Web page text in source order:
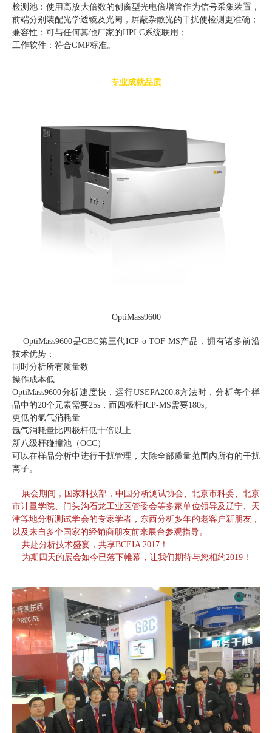
检测池：使用高放大倍数的侧窗型光电倍增管作为信号采集装置，
前端分别装配光学透镜及光阑，屏蔽杂散光的干扰使检测更准确；
兼容性：可与任何其他厂家的HPLC系统联用；
工作软件：符合GMP标准。
专业成就品质
OptiMass9600
OptiMass9600是GBC第三代ICP-o TOF MS产品，拥有诸多前沿
技术优势：
同时分析所有质量数
操作成本低
OptiMass9600分析速度快，运行USEPA200.8方法时，分析每个样
品中的20个元素需要25s，而四极杆ICP-MS需要180s。
更低的氩气消耗量
氩气消耗量比四极杆低十倍以上
新八级杆碰撞池（OCC）
可以在样品分析中进行干扰管理，去除全部质量范围内所有的干扰
离子。
展会期间，国家科技部，中国分析测试协会、北京市科委、北京
市计量学院、门头沟石龙工业区管委会等多家单位领导及辽宁、天
津等地分析测试学会的专家学者，东西分析多年的老客户新朋友，
以及来自多个国家的经销商朋友前来展台参观指导。
共赴分析技术盛宴，共享BCEIA 2017！
为期四天的展会如今已落下帷幕，让我们期待与您相约2019！